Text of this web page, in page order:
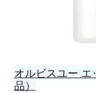
オルビスユー
品）